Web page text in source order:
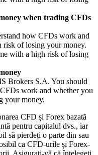
when trading CFDs
how CFDs work and
risk of losing your money.
with a high risk of losing
Brokers S.A. You should
work and whether you
your money.
CFD și Forex bazată
pentru capitalul dvs., iar
să pierdeți o parte din sau
ca CFD-urile și Forex-